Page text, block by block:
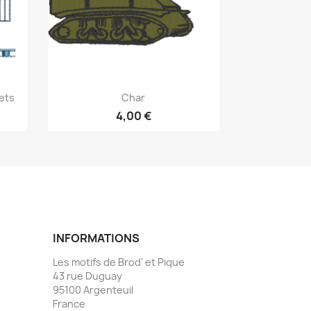
Aperçu rapide
Char
4,00 €
INFORMATIONS
Les motifs de Brod' et Pique
43 rue Duguay
95100 Argenteuil
France